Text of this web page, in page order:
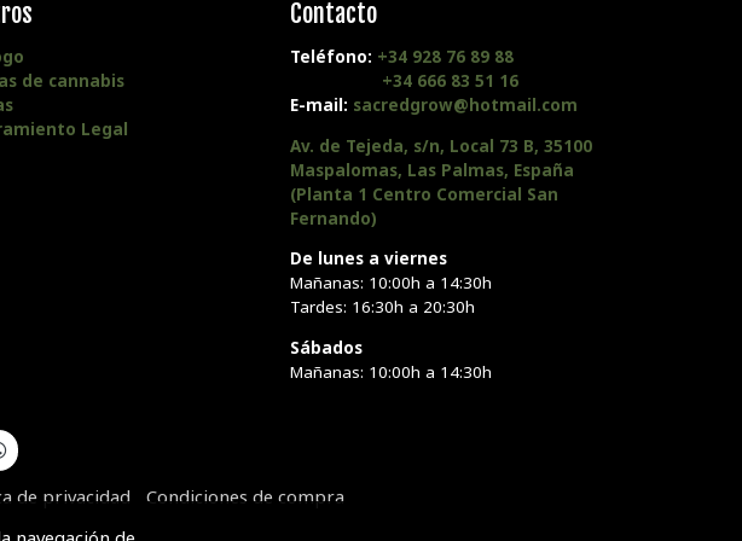
de cannabis
Legal
Contacto
Teléfono: +34 928 76 89 88
+34 666 83 51 16
E-mail: sacredgrow@hotmail.com
Av. de Tejeda, s/n, Local 73 B, 35100
Maspalomas, Las Palmas, España
(Planta 1 Centro Comercial San
Fernando)
De lunes a viernes
Mañanas: 10:00h a 14:30h
Tardes: 16:30h a 20:30h
Sábados
Mañanas: 10:00h a 14:30h
de privacidad
Condiciones de compra